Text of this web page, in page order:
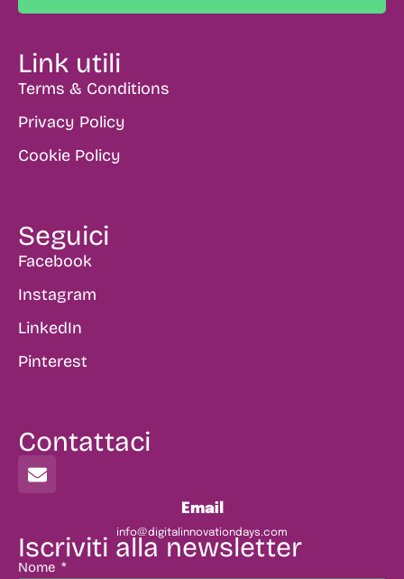
Link utili
Terms & Conditions
Privacy Policy
Cookie Policy
Seguici
Facebook
Instagram
LinkedIn
Pinterest
Contattaci
Email
info@digitalinnovationdays.com
Iscriviti alla newsletter
Nome